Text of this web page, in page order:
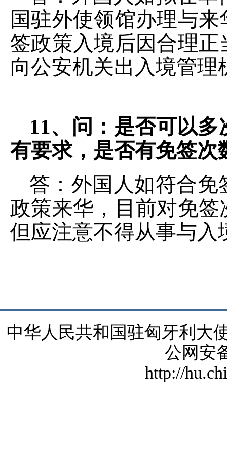
国驻外使领馆办理与
签政策入境后因合理
向公安机关出入境管
11、 问 ： 是否可以多
有要求，是否有免签
答：外国人如符合
政策来华，目前对免
但应注意不得从事与入
中华人民共和国驻匈牙利大
公网安
http://